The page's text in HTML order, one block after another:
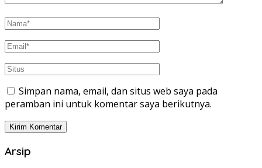
Simpan nama, email, dan situs web saya pada
peramban ini untuk komentar saya berikutnya.
Arsip